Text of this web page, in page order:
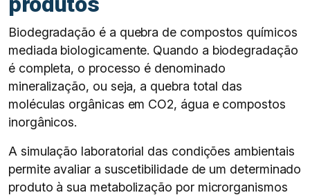
Biodegradação é a quebra de compostos químicos
mediada biologicamente. Quando a biodegradação
é completa, o processo é denominado
mineralização, ou seja, a quebra total das
moléculas orgânicas em CO2, água e compostos
inorgânicos.
A simulação laboratorial das condições ambientais
permite avaliar a suscetibilidade de um determinado
produto à sua metabolização por microrganismos